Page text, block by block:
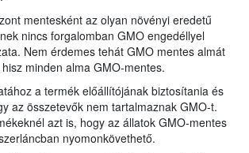
mentesként az olyan növényi eredetű
nincs forgalomban GMO engedéllyel
Nem érdemes tehát GMO mentes almát
minden alma GMO-mentes.
a termék előállítójának biztosítania és
az összetevők nem tartalmaznak GMO-t.
azt is, hogy az állatok GMO-mentes
nyomonkövethető.